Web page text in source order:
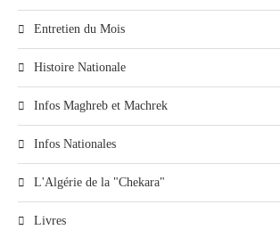
Entretien du Mois
Histoire Nationale
Infos Maghreb et Machrek
Infos Nationales
L'Algérie de la "Chekara"
Livres